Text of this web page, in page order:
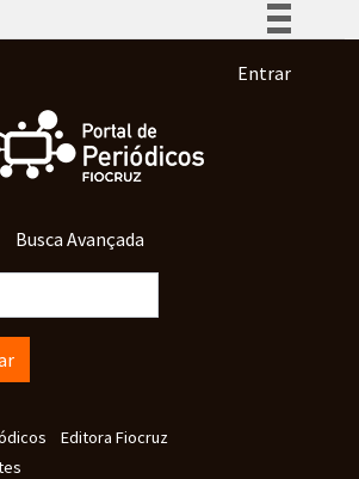
Participe
Acesso à informação
Menu de
Entrar
Busca Avançada
principal
Editora Fiocruz